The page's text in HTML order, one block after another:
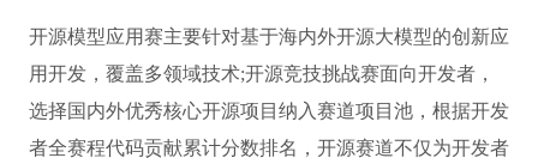
开源模型应用赛主要针对基于海内外开源大模型的创新应
用开发，覆盖多领域技术;开源竞技挑战赛面向开发者，
选择国内外优秀核心开源项目纳入赛道项目池，根据开发
者全赛程代码贡献累计分数排名，开源赛道不仅为开发者